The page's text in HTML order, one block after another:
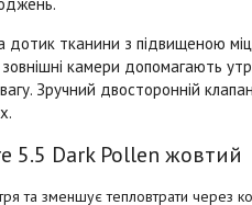
тканини з підвищеною
зовнішні камери допомагають
Зручний двосторонній
5.5 Dark Pollen жовтий
та зменшує тепловтрати через